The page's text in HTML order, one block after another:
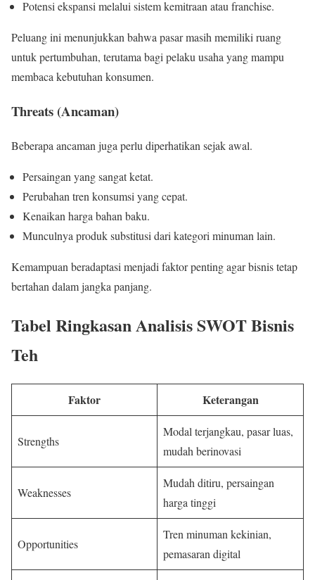
Potensi ekspansi melalui sistem kemitraan atau franchise.
Peluang ini menunjukkan bahwa pasar masih memiliki ruang
untuk pertumbuhan, terutama bagi pelaku usaha yang mampu
membaca kebutuhan konsumen.
Threats (Ancaman)
Beberapa ancaman juga perlu diperhatikan sejak awal.
Persaingan yang sangat ketat.
Perubahan tren konsumsi yang cepat.
Kenaikan harga bahan baku.
Munculnya produk substitusi dari kategori minuman lain.
Kemampuan beradaptasi menjadi faktor penting agar bisnis tetap
bertahan dalam jangka panjang.
Tabel Ringkasan Analisis SWOT Bisnis
Teh
Faktor Keterangan
Strengths
Modal terjangkau, pasar luas,
mudah berinovasi
Weaknesses
Mudah ditiru, persaingan
harga tinggi
Opportunities
Tren minuman kekinian,
pemasaran digital